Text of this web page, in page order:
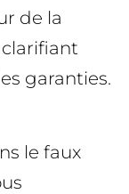
de la
garanties.
le faux